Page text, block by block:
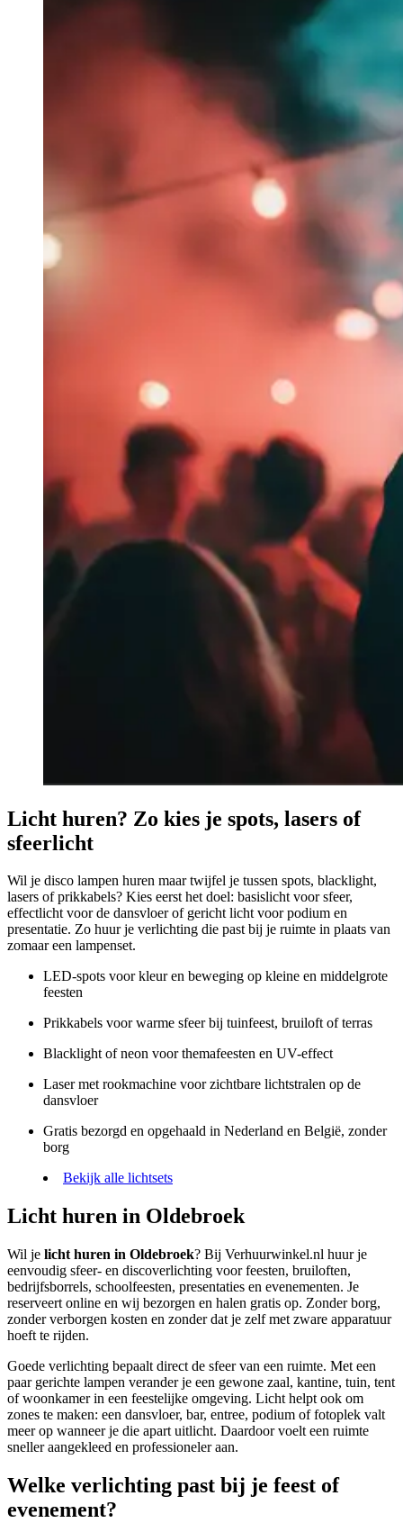
Licht huren? Zo kies je spots, lasers of
sfeerlicht
Wil je disco lampen huren maar twijfel je tussen spots, blacklight,
lasers of prikkabels? Kies eerst het doel: basislicht voor sfeer,
effectlicht voor de dansvloer of gericht licht voor podium en
presentatie. Zo huur je verlichting die past bij je ruimte in plaats van
zomaar een lampenset.
LED-spots voor kleur en beweging op kleine en middelgrote
feesten
Prikkabels voor warme sfeer bij tuinfeest, bruiloft of terras
Blacklight of neon voor themafeesten en UV-effect
Laser met rookmachine voor zichtbare lichtstralen op de
dansvloer
Gratis bezorgd en opgehaald in Nederland en België, zonder
borg
Bekijk alle lichtsets
Licht huren in Oldebroek
Wil je licht huren in Oldebroek? Bij Verhuurwinkel.nl huur je
eenvoudig sfeer- en discoverlichting voor feesten, bruiloften,
bedrijfsborrels, schoolfeesten, presentaties en evenementen. Je
reserveert online en wij bezorgen en halen gratis op. Zonder borg,
zonder verborgen kosten en zonder dat je zelf met zware apparatuur
hoeft te rijden.
Goede verlichting bepaalt direct de sfeer van een ruimte. Met een
paar gerichte lampen verander je een gewone zaal, kantine, tuin, tent
of woonkamer in een feestelijke omgeving. Licht helpt ook om
zones te maken: een dansvloer, bar, entree, podium of fotoplek valt
meer op wanneer je die apart uitlicht. Daardoor voelt een ruimte
sneller aangekleed en professioneler aan.
Welke verlichting past bij je feest of
evenement?